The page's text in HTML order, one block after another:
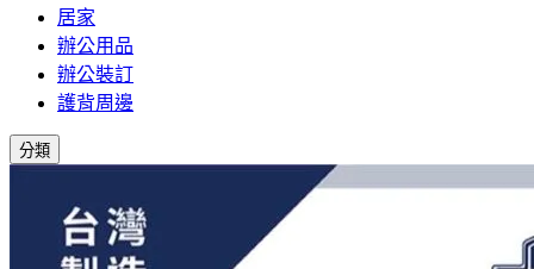
居家
辦公用品
辦公裝訂
護背周邊
分類